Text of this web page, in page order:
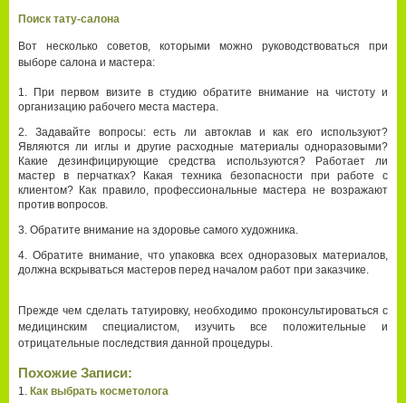
Поиск тату-салона
Вот несколько советов, которыми можно руководствоваться при
выборе салона и мастера:
При первом визите в студию обратите внимание на чистоту и
организацию рабочего места мастера.
Задавайте вопросы: есть ли автоклав и как его используют?
Являются ли иглы и другие расходные материалы одноразовыми?
Какие дезинфицирующие средства используются? Работает ли
мастер в перчатках? Какая техника безопасности при работе с
клиентом? Как правило, профессиональные мастера не возражают
против вопросов.
Обратите внимание на здоровье самого художника.
Обратите внимание, что упаковка всех одноразовых материалов,
должна вскрываться мастеров перед началом работ при заказчике.
Прежде чем сделать татуировку, необходимо проконсультироваться с
медицинским специалистом, изучить все положительные и
отрицательные последствия данной процедуры.
Похожие Записи:
Как выбрать косметолога